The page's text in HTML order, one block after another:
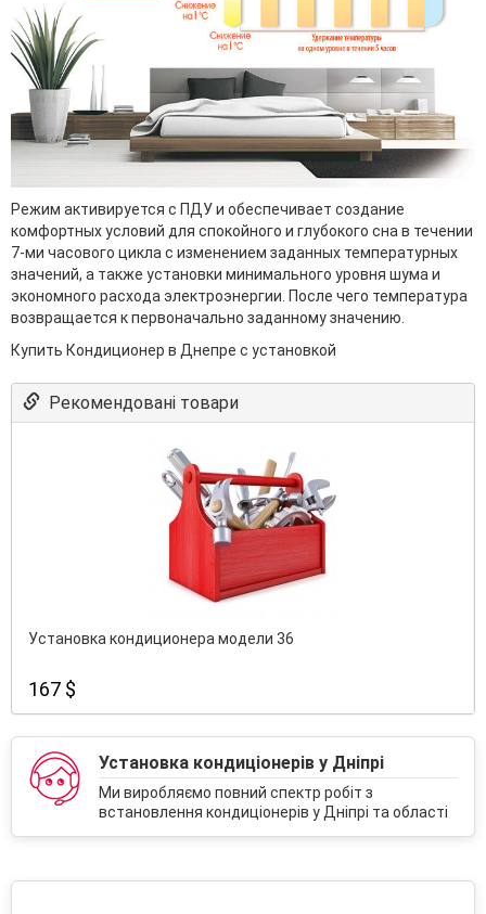
Режим активируется с ПДУ и обеспечивает создание
комфортных условий для спокойного и глубокого сна в течении
7-ми часового цикла с изменением заданных температурных
значений, а также установки минимального уровня шума и
экономного расхода электроэнергии. После чего температура
возвращается к первоначально заданному значению.
Купить Кондиционер в Днепре с установкой
Рекомендовані товари
Установка кондиционера модели 36
167 $
Установка кондиціонерів у Дніпрі
Ми виробляємо повний спектр робіт з
встановлення кондиціонерів у Дніпрі та області